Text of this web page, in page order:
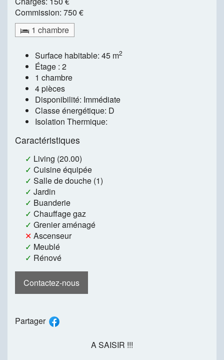
Commission: 750 €
1 chambre
Surface habitable: 45 m2
Étage : 2
1 chambre
4 pièces
Disponibilité: Immédiate
Classe énergétique: D
Isolation Thermique:
Caractéristiques
✓ Living (20.00)
✓ Cuisine équipée
✓ Salle de douche (1)
✓ Jardin
✓ Buanderie
✓ Chauffage gaz
✓ Grenier aménagé
✕ Ascenseur
✓ Meublé
✓ Rénové
Contactez-nous
Partager
A SAISIR !!!